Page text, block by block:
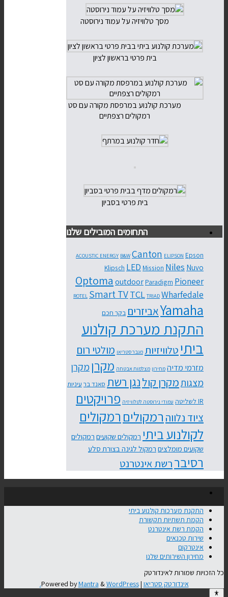
מסך טלוויזיה על עמוד נירוסטה
בית פרטי בראשון לציון
מערכת קולנוע במרפסת מקורה עם סט
רמקולים רצפתיים
בית פרטי בסביון
התחומים המובילים שלנו
ACOUSTIC ENERGY B&W Canton ELIPSON Epson
Klipsch LED Mission Niles Nuvo
Optoma outdoor Paradigm Pioneer
ROTEL Smart TVTCL TRIAD Wharfedale
Yamahaאביזרים בקר חכם
התקנת מערכת קולנוע
ביתיטלוויזיות מגבר סטריאו מולטי רום
מזרמי מדיה מחירון מצלמות אבטחה מקרןמקרן
מצגותמקרן קולנגן רשת סאנד בר עיניות
IR לשליטה
עמודי נירוסטה לטלוויזיה פרויקטים
ציוד נלווה רמקולים רמקולים
לקולנוע ביתי רמקולים שקועים רמקולים
שקועים מומלצים רמקול לגינה בצורת סלע
רסיבררשת אינטרנט
התקנת מערכות קולנוע ביתי
הקמת תשתיות תקשורת
הקמת רשת אינטרנט
שירות טכנאים
אינטרקום
מחירון השירותים שלנו
כל הזכויות שמורות לאינדורטק
אינדורטק סטריאו | Powered by
Mantra &WordPress.